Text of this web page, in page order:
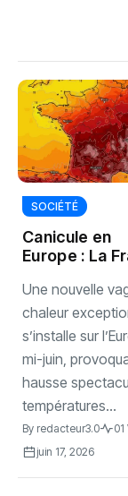
SOCIÉTÉ
Canicule en
Europe : La
vague de
Une nouvelle
chaleur
s’installe sur
mi-juin,
hausse
températures...
By redacteur3.0
01
juin 17, 2026